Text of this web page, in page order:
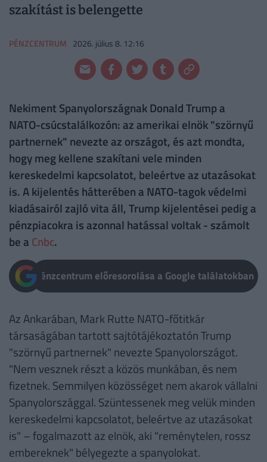
szakítást is belengette
PÉNZCENTRUM 2026. július 8. 12:16
Nekiment Spanyolországnak Donald Trump a
NATO-csúcstalálkozón: az amerikai elnök "szörnyű
partnernek" nevezte az országot, és azt mondta,
hogy meg kellene szakítani vele minden
kereskedelmi kapcsolatot, beleértve az utazásokat
is. A kijelentés hátterében a NATO-tagok védelmi
kiadásairól zajló vita áll, Trump kijelentései pedig a
pénzpiacokra is azonnal hatással voltak - számolt
be a Cnbc.
Pénzcentrum előresorolása a Google találatokban
Az Ankarában, Mark Rutte NATO-főtitkár
társaságában tartott sajtótájékoztatón Trump
"szörnyű partnernek" nevezte Spanyolországot.
"Nem vesznek részt a közös munkában, és nem
fizetnek. Semmilyen közösséget nem akarok vállalni
Spanyolországgal. Szüntessenek meg velük minden
kereskedelmi kapcsolatot, beleértve az utazásokat
is" – fogalmazott az elnök, aki "reménytelen, rossz
embereknek" bélyegezte a spanyolokat.